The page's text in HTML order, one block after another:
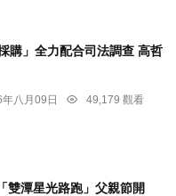
購」全力配合司法調查 高哲
八月09日
49,179 觀看
雙潭星光路跑」父親節開